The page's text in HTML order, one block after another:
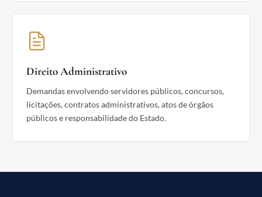
Direito Administrativo
Demandas envolvendo servidores públicos, concursos,
licitações, contratos administrativos, atos de órgãos
públicos e responsabilidade do Estado.